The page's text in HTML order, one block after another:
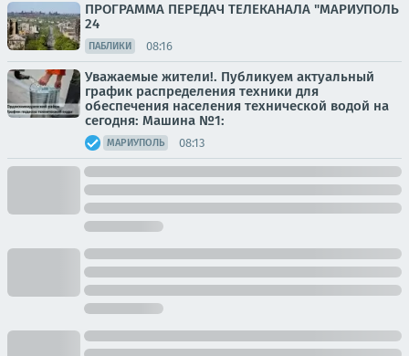
ПРОГРАММА ПЕРЕДАЧ ТЕЛЕКАНАЛА "МАРИУПОЛЬ
24
ПАБЛИКИ 08:16
Уважаемые жители!. Публикуем актуальный
график распределения техники для
обеспечения населения технической водой на
сегодня: Машина №1:
МАРИУПОЛЬ 08:13